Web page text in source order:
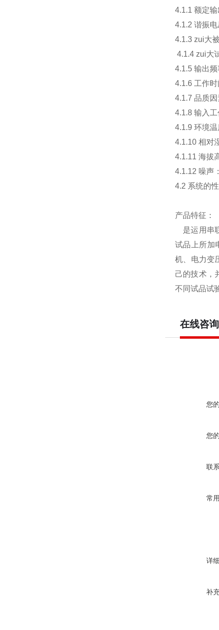
4.1.1 额定
4.1.2 谐振
4.1.3 zui
4.1.4 zui
4.1.5 输
4.1.6 工
4.1.7 品
4.1.8 输入
4.1.9 环
4.1.10 相
4.1.11
4.1.12
4.2 系统的
产品特征：
是运用串
试品上所加
机、电力变
己的技术，
不同试品试
在线咨询
您
您
联
常
详
补